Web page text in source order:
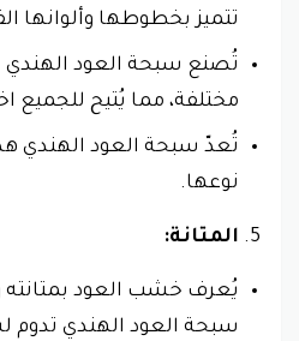
تتميز بخطوطها وألوانها
تُصنع سبحة العود الهندي
مختلفة، مما يُتيح للجميع
تُعدّ سبحة العود الهندي
نوعها.
المتانة:
يُعرف خشب العود بمتانته
سبحة العود الهندي تدوم